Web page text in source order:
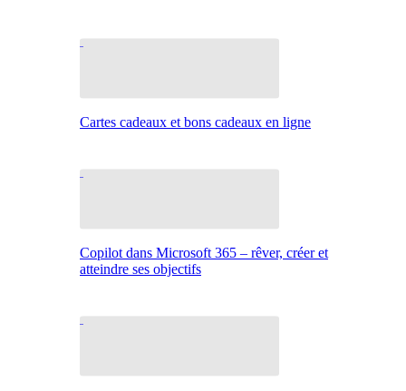
Cartes cadeaux et bons cadeaux en ligne
Copilot dans Microsoft 365 – rêver, créer et
atteindre ses objectifs